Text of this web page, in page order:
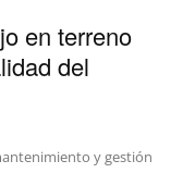
en terreno
del
y gestión